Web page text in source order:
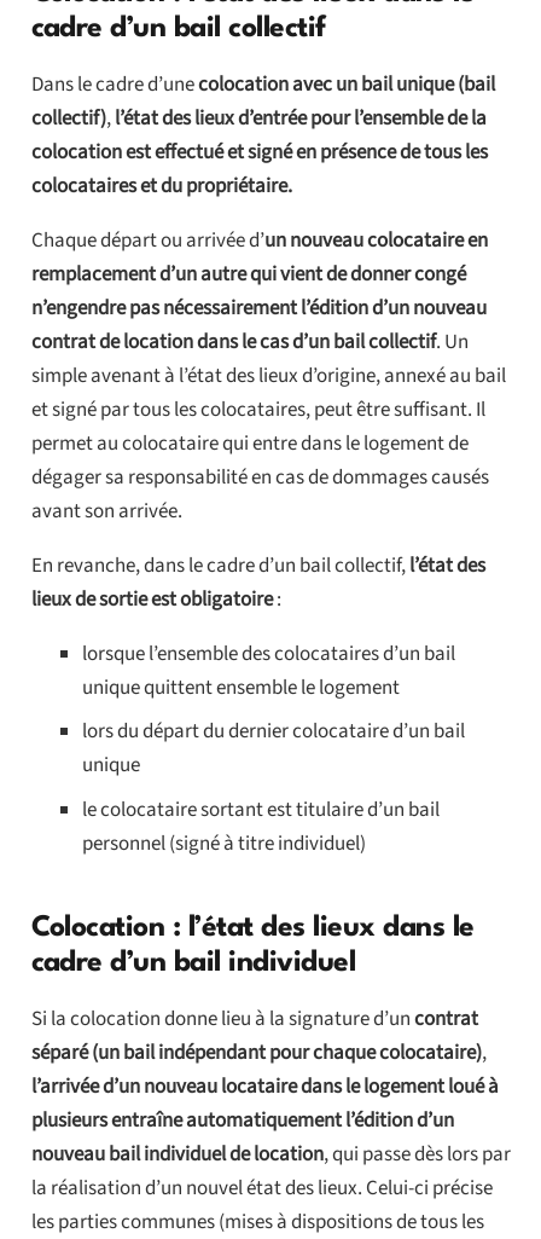
cadre d’un bail collectif
Dans le cadre d’unecolocation avec un bail unique (bail
collectif),l’état des lieux d’entrée pour l’ensemble de la
colocation est effectué et signé en présence de tous les
colocataires et du propriétaire.
Chaque départ ou arrivée d’un nouveau colocataire en
remplacement d’un autre qui vient de donner congé
n’engendre pas nécessairement l’édition d’un nouveau
contrat de location dans le cas d’un bail collectif. Un
simple avenant à l’état des lieux d’origine, annexé au bail
et signé par tous les colocataires, peut être suffisant. Il
permet au colocataire qui entre dans le logement de
dégager sa responsabilité en cas de dommages causés
avant son arrivée.
En revanche, dans le cadre d’un bail collectif,l’état des
lieux de sortie est obligatoire:
lorsque l’ensemble des colocataires d’un bail
unique quittent ensemble le logement
lors du départ du dernier colocataire d’un bail
unique
le colocataire sortant est titulaire d’un bail
personnel (signé à titre individuel)
Colocation : l’état des lieux dans le
cadre d’un bail individuel
Si la colocation donne lieu à la signature d’uncontrat
séparé (un bail indépendant pour chaque colocataire),
l’arrivée d’un nouveau locataire dans le logement loué à
plusieurs entraîne automatiquement l’édition d’un
nouveau bail individuel de location, qui passe dès lors par
la réalisation d’un nouvel état des lieux. Celui-ci précise
les parties communes (mises à dispositions de tous les